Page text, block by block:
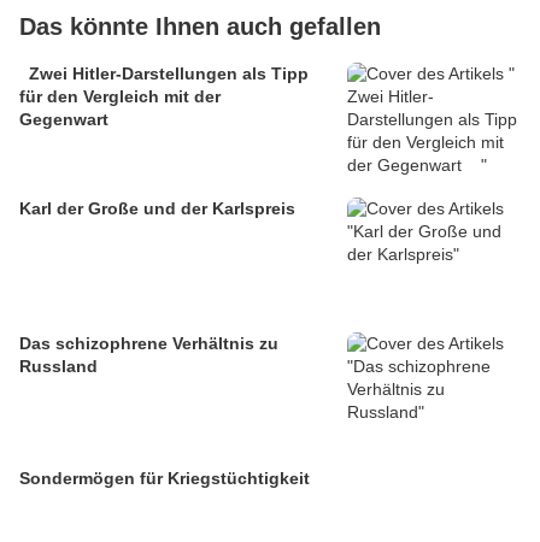
Das könnte Ihnen auch gefallen
Zwei Hitler-Darstellungen als Tipp
für den Vergleich mit der
Gegenwart
Karl der Große und der Karlspreis
Das schizophrene Verhältnis zu
Russland
Sondermögen für Kriegstüchtigkeit